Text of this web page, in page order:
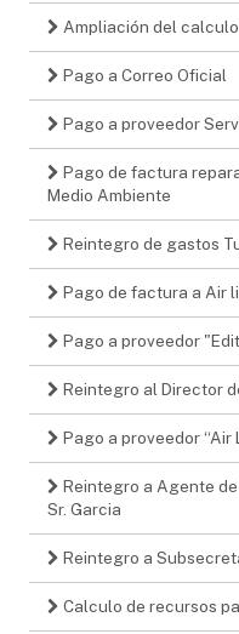
Ampliación del
Pago a Correo Oficial
Pago a proveedor
Pago de factura
Medio Ambiente
Reintegro de gastos
Pago de factura a Air
Pago a proveedor
Reintegro al Director
Pago a proveedor “Air
Reintegro a Agente
Sr. Garcia
Reintegro a
Calculo de recursos